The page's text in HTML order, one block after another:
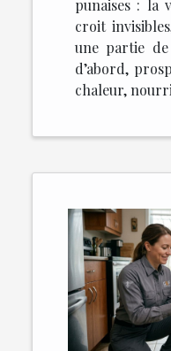
punaises : la
croit
une partie
d’abord,
chaleur,